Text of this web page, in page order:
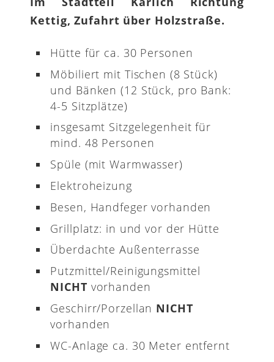
Kettig, Zufahrt über Holzstraße.
Hütte für ca. 30 Personen
Möbiliert mit Tischen (8 Stück)
und Bänken (12 Stück, pro Bank:
4-5 Sitzplätze)
insgesamt Sitzgelegenheit für
mind. 48 Personen
Spüle (mit Warmwasser)
Elektroheizung
Besen, Handfeger vorhanden
Grillplatz: in und vor der Hütte
Überdachte Außenterrasse
Putzmittel/Reinigungsmittel
NICHT vorhanden
Geschirr/Porzellan NICHT
vorhanden
WC-Anlage ca. 30 Meter entfernt